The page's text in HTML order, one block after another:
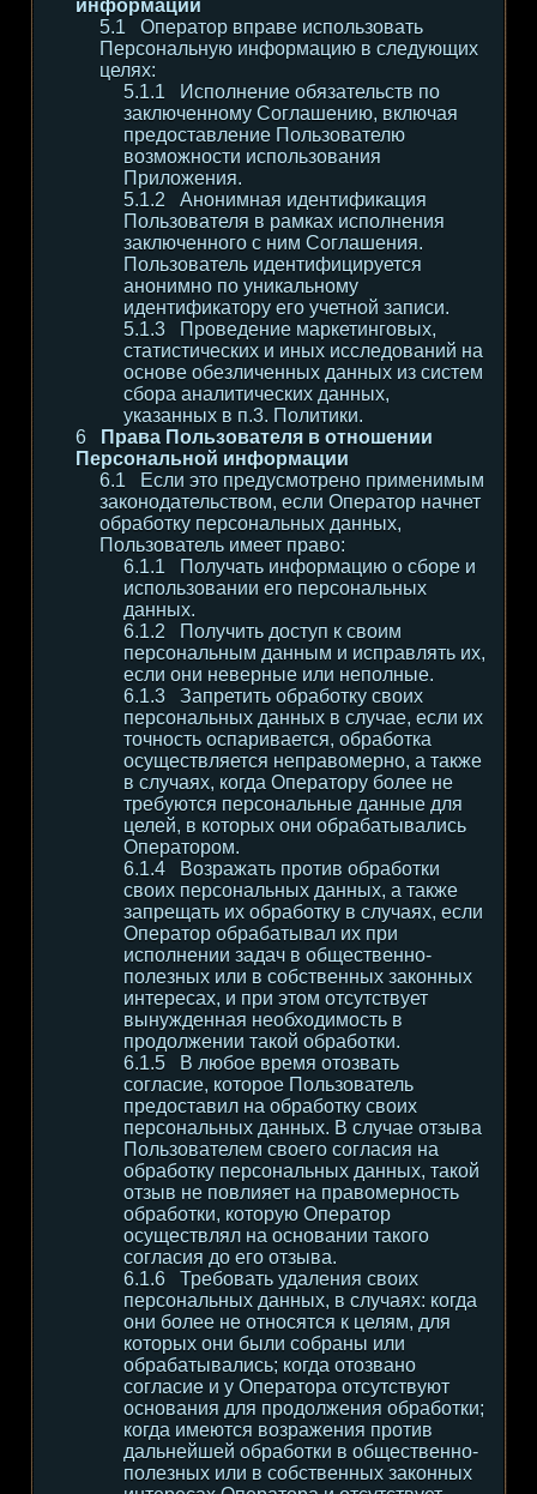
информации
Оператор вправе использовать
Персональную информацию в следующих
целях:
Исполнение обязательств по
заключенному Соглашению, включая
предоставление Пользователю
возможности использования
Приложения.
Анонимная идентификация
Пользователя в рамках исполнения
заключенного с ним Соглашения.
Пользователь идентифицируется
анонимно по уникальному
идентификатору его учетной записи.
Проведение маркетинговых,
статистических и иных исследований на
основе обезличенных данных из систем
сбора аналитических данных,
указанных в п.3. Политики.
Права Пользователя в отношении
Персональной информации
Если это предусмотрено применимым
законодательством, если Оператор начнет
обработку персональных данных,
Пользователь имеет право:
Получать информацию о сборе и
использовании его персональных
данных.
Получить доступ к своим
персональным данным и исправлять их,
если они неверные или неполные.
Запретить обработку своих
персональных данных в случае, если их
точность оспаривается, обработка
осуществляется неправомерно, а также
в случаях, когда Оператору более не
требуются персональные данные для
целей, в которых они обрабатывались
Оператором.
Возражать против обработки
своих персональных данных, а также
запрещать их обработку в случаях, если
Оператор обрабатывал их при
исполнении задач в общественно-
полезных или в собственных законных
интересах, и при этом отсутствует
вынужденная необходимость в
продолжении такой обработки.
В любое время отозвать
согласие, которое Пользователь
предоставил на обработку своих
персональных данных. В случае отзыва
Пользователем своего согласия на
обработку персональных данных, такой
отзыв не повлияет на правомерность
обработки, которую Оператор
осуществлял на основании такого
согласия до его отзыва.
Требовать удаления своих
персональных данных, в случаях: когда
они более не относятся к целям, для
которых они были собраны или
обрабатывались; когда отозвано
согласие и у Оператора отсутствуют
основания для продолжения обработки;
когда имеются возражения против
дальнейшей обработки в общественно-
полезных или в собственных законных